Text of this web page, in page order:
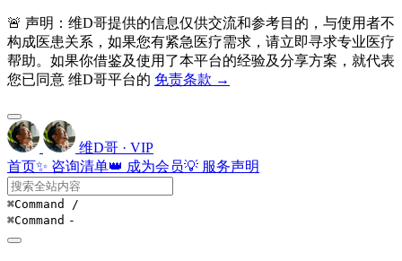
🚨 声明：维D哥提供的信息仅供交流和参考目的，与使用者不
构成医患关系，如果您有紧急医疗需求，请立即寻求专业医疗
帮助。如果你借鉴及使用了本平台的经验及分享方案，就代表
您已同意 维D哥平台的 免责条款 →
维D哥 · VIP
首页✨ 咨询清单👑 成为会员💡 服务声明
⌘Command /
⌘Command -